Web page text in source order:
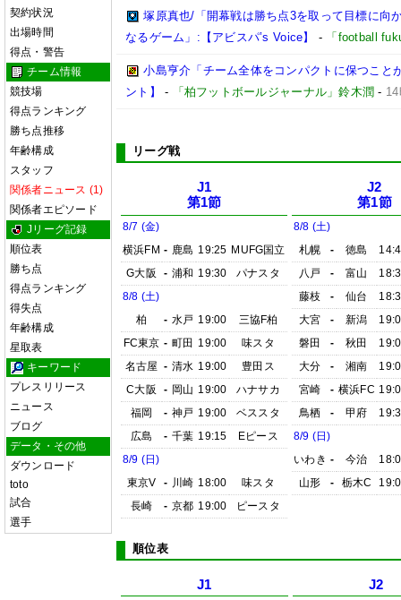
契約状況
出場時間
得点・警告
チーム情報
競技場
得点ランキング
勝ち点推移
年齢構成
スタッフ
関係者ニュース (1)
関係者エピソード
Jリーグ記録
順位表
勝ち点
得点ランキング
得失点
年齢構成
星取表
キーワード
プレスリリース
ニュース
ブログ
データ・その他
ダウンロード
toto
試合
選手
塚原真也/「開幕戦は勝ち点3を取って目標に向
なるゲーム」:【アビスパ’s Voice】
- 「football
小島亨介「チーム全体をコンパクトに保つこ
ント】
- 「柏フットボールジャーナル」鈴木潤 -
リーグ戦
J1
第1節
8/7 (金)
横浜FM - 鹿島 19:25 MUFG国立
G大阪
- 浦和 19:30
パナスタ
8/8 (土)
柏
- 水戸 19:00
三協F柏
FC東京 - 町田 19:00
味スタ
名古屋 - 清水 19:00
豊田ス
C大阪
- 岡山 19:00
ハナサカ
福岡
- 神戸 19:00
ベススタ
広島
- 千葉 19:15
Eピース
8/9 (日)
東京V
- 川崎 18:00
味スタ
長崎
- 京都 19:00 ピースタ
J2
第1節
8/8 (土)
札幌
- 徳島
八戸
- 富山
藤枝
- 仙台
大宮
- 新潟
磐田
- 秋田
大分
- 湘南
宮崎
- 横浜FC
鳥栖
- 甲府
8/9 (日)
いわき - 今治
山形
- 栃木C
順位表
J1 J2